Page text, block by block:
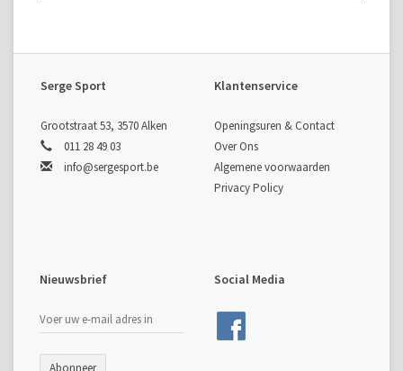
Serge Sport
Grootstraat 53, 3570 Alken
011 28 49 03
info@sergesport.be
Klantenservice
Openingsuren & Contact
Over Ons
Algemene voorwaarden
Privacy Policy
Nieuwsbrief Social Media